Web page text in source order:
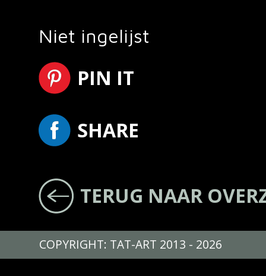
Niet ingelijst
PIN IT
SHARE
TERUG NAAR
COPYRIGHT: TAT-ART 2013 - 2026